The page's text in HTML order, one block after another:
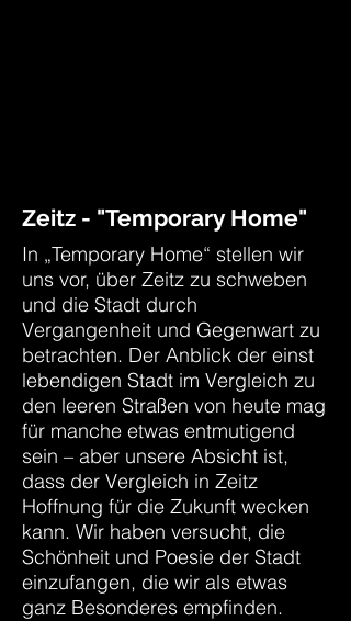
Zeitz - "Temporary Home"
In „Temporary Home“ stellen wir
uns vor, über Zeitz zu schweben
und die Stadt durch
Vergangenheit und Gegenwart zu
betrachten. Der Anblick der einst
lebendigen Stadt im Vergleich zu
den leeren Straßen von heute mag
für manche etwas entmutigend
sein – aber unsere Absicht ist,
dass der Vergleich in Zeitz
Hoffnung für die Zukunft wecken
kann. Wir haben versucht, die
Schönheit und Poesie der Stadt
einzufangen, die wir als etwas
ganz Besonderes empfinden.